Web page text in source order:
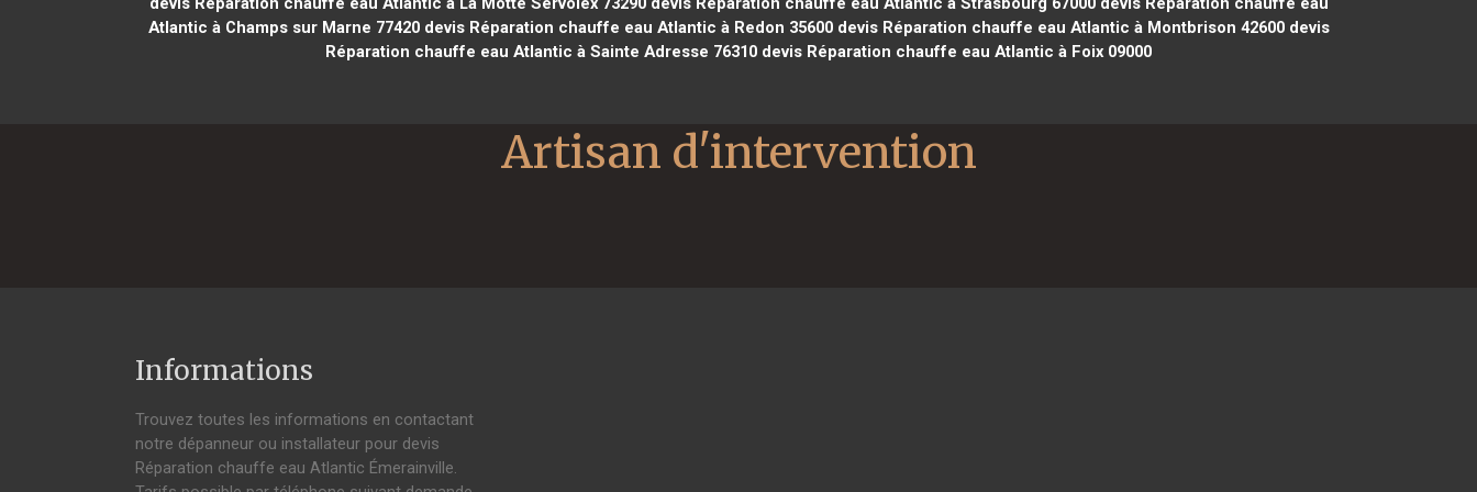
Atlantic à Champs sur Marne 77420devis Réparation chauffe eau Atlantic à Redon 35600devis Réparation chauffe eau Atlantic à Montbrison 42600devis
Réparation chauffe eau Atlantic à Sainte Adresse 76310 devis Réparation chauffe eau Atlantic à Foix 09000
Informations
Trouvez toutes les informations en contactant
notre dépanneur ou installateur pour devis
Réparation chauffe eau Atlantic Émerainville.
Artisan d'intervention